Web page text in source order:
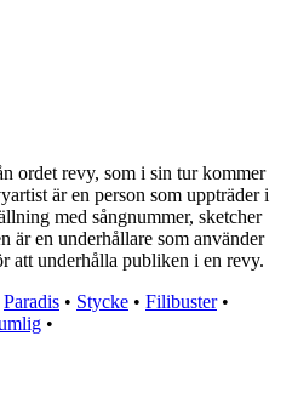
ordet revy, som i sin tur kommer
är en person som uppträder i
med sångnummer, sketcher
är en underhållare som använder
att underhålla publiken i en revy.
Paradis • Stycke • Filibuster•
•